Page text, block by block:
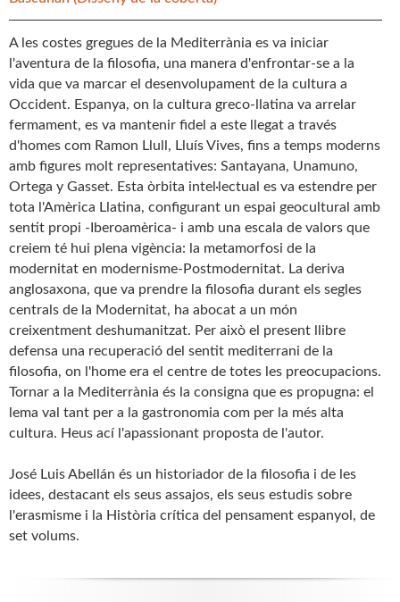
A les costes gregues de la Mediterrània es va iniciar
l'aventura de la filosofia, una manera d'enfrontar-se a la
vida que va marcar el desenvolupament de la cultura a
Occident. Espanya, on la cultura greco-llatina va arrelar
fermament, es va mantenir fidel a este llegat a través
d'homes com Ramon Llull, Lluís Vives, fins a temps moderns
amb figures molt representatives: Santayana, Unamuno,
Ortega y Gasset. Esta òrbita intel·lectual es va estendre per
tota l'Amèrica Llatina, configurant un espai geocultural amb
sentit propi -Iberoamèrica- i amb una escala de valors que
creiem té hui plena vigència: la metamorfosi de la
modernitat en modernisme-Postmodernitat. La deriva
anglosaxona, que va prendre la filosofia durant els segles
centrals de la Modernitat, ha abocat a un món
creixentment deshumanitzat. Per això el present llibre
defensa una recuperació del sentit mediterrani de la
filosofia, on l'home era el centre de totes les preocupacions.
Tornar a la Mediterrània és la consigna que es propugna: el
lema val tant per a la gastronomia com per la més alta
cultura. Heus ací l'apassionant proposta de l'autor.
José Luis Abellán és un historiador de la filosofia i de les
idees, destacant els seus assajos, els seus estudis sobre
l'erasmisme i la Història crítica del pensament espanyol, de
set volums.